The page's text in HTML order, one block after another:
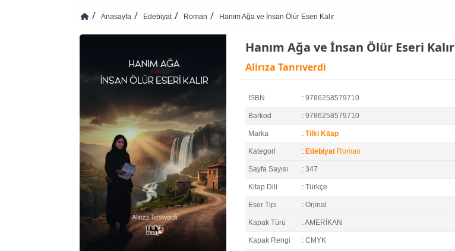
Anasayfa Edebiyat Roman Hanım Ağa ve İnsan Ölür Eseri Kalır
Hanım Ağa ve İnsan Ölür Eseri Kalır
Alirıza Tanrıverdi
ISBN : 9786258579710
Barkod : 9786258579710
Marka : Tilki Kitap
Kategori : Edebiyat Roman
Sayfa Sayısı : 347
Kitap Dili : Türkçe
Eser Tipi : Orjinal
Kapak Türü : AMERİKAN
Kapak Rengi : CMYK